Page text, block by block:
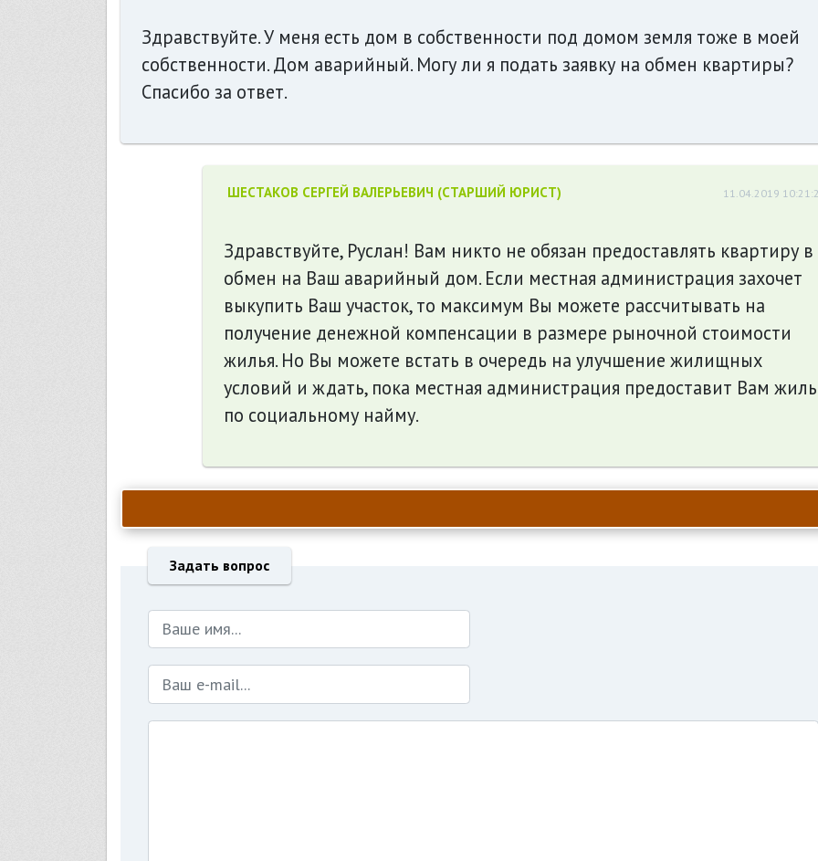
Здравствуйте. У меня есть дом в собственности под домом земля тоже в моей
собственности. Дом аварийный. Могу ли я подать заявку на обмен квартиры?
Спасибо за ответ.
ШЕСТАКОВ СЕРГЕЙ ВАЛЕРЬЕВИЧ (СТАРШИЙ ЮРИСТ) 11.04.2019
Здравствуйте, Руслан! Вам никто не обязан предоставлять квартиру в
обмен на Ваш аварийный дом. Если местная администрация захочет
выкупить Ваш участок, то максимум Вы можете рассчитывать на
получение денежной компенсации в размере рыночной стоимости
жилья. Но Вы можете встать в очередь на улучшение жилищных
условий и ждать, пока местная администрация предоставит Вам
по социальному найму.
Задать вопрос